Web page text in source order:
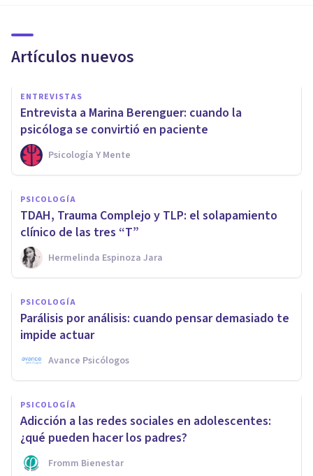
Artículos nuevos
ENTREVISTAS
Entrevista a Marina Berenguer: cuando la
psicóloga se convirtió en paciente
Psicología Y Mente
PSICOLOGÍA
TDAH, Trauma Complejo y TLP: el solapamiento
clínico de las tres “T”
Hermelinda Espinoza Jara
PSICOLOGÍA
Parálisis por análisis: cuando pensar demasiado te
impide actuar
Avance Psicólogos
PSICOLOGÍA
Adicción a las redes sociales en adolescentes:
¿qué pueden hacer los padres?
Fromm Bienestar